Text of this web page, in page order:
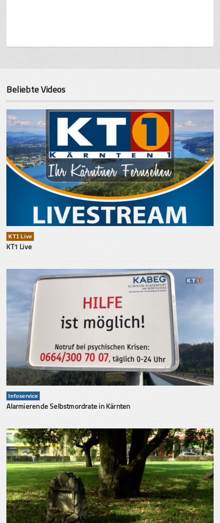
Beliebte Videos
KT1 Live
KT1 Live
Infoservice
Alarmierende Selbstmordrate in Kärnten